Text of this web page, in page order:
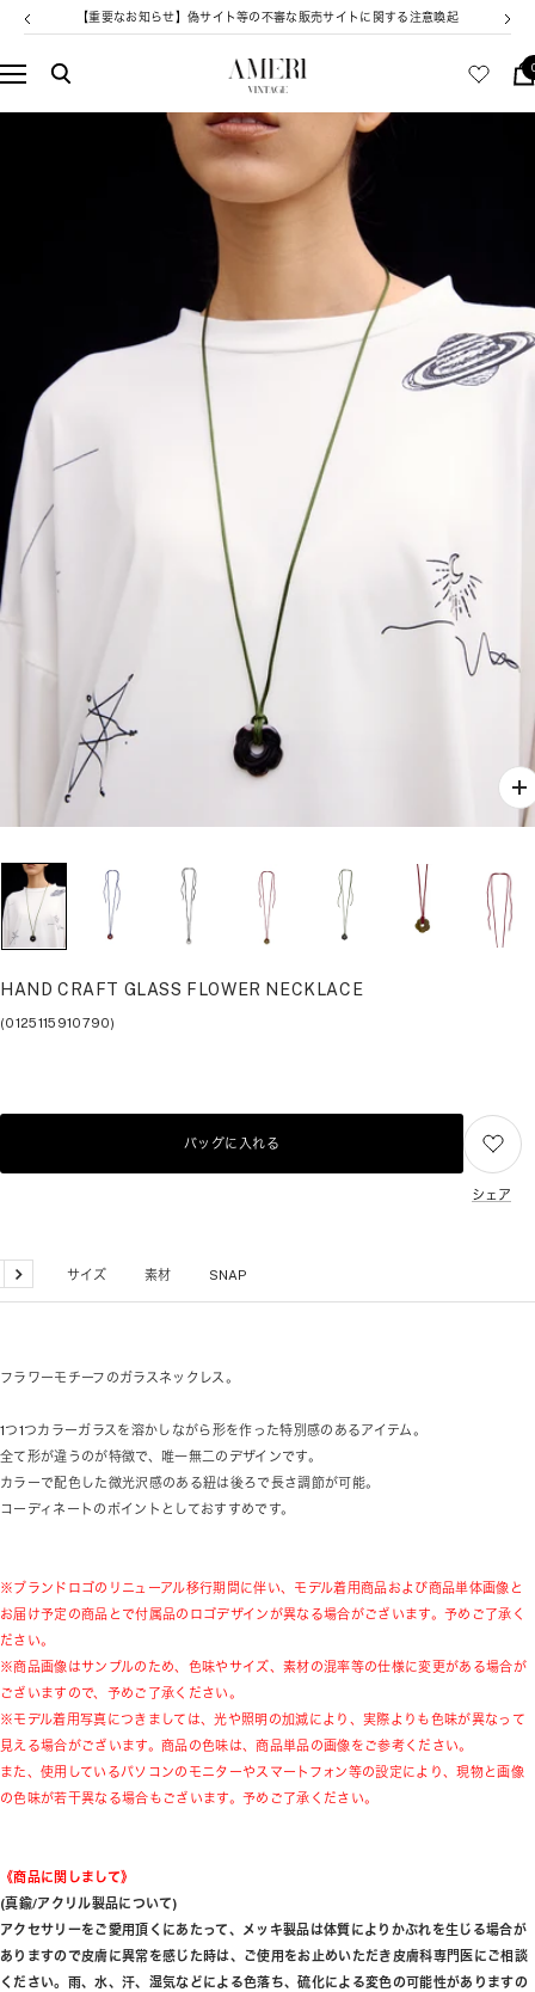
ン
へ
戻
【重要なお知らせ】偽サイト等の不審な販売サイトに関する注意喚起
次
ナ
ゲ
AMERI
VINTAGE
ズ
ー
細 サイズ 素材 SNAP
次
へ
フラワーモチーフのガラスネックレス。
1つ1つカラーガラスを溶かしながら形を作った特別感のあるアイテム。
全て形が違うのが特徴で、唯一無二のデザインです。
カラーで配色した微光沢感のある紐は後ろで長さ調節が可能。
コーディネートのポイントとしておすすめです。
※ブランドロゴのリニューアル移行期間に伴い、モデル着用商品および商品単体画像と
お届け予定の商品とで付属品のロゴデザインが異なる場合がございます。予めご了承く
ださい。
※商品画像はサンプルのため、色味やサイズ、素材の混率等の仕様に変更がある場合が
ございますので、予めご了承ください。
※モデル着用写真につきましては、光や照明の加減により、実際よりも色味が異なって
見える場合がございます。商品の色味は、商品単品の画像をご参考ください。
また、使用しているパソコンのモニターやスマートフォン等の設定により、現物と画像
の色味が若干異なる場合もございます。予めご了承ください。
《商品に関しまして》
(真鍮/アクリル製品について)
アクセサリーをご愛用頂くにあたって、メッキ製品は体質によりかぶれを生じる場合が
ありますので皮膚に異常を感じた時は、ご使用をお止めいただき皮膚科専門医にご相談
ください。雨、水、汗、湿気などによる色落ち、硫化による変色の可能性がありますの
HAND CRAFT GLASS FLOWER NECKLACE
(0125115910790)
バッグに入れる
シェア